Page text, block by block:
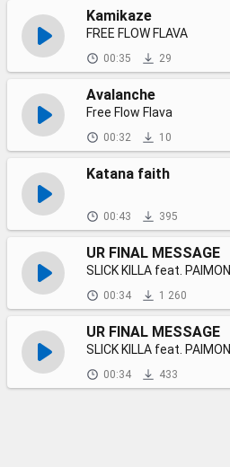
Kamikaze
FREE FLOW FLAVA
00:35 29
Avalanche
Free Flow Flava
00:32 10
Katana faith
00:43 395
UR FINAL MESSAGE
SLICK KILLA feat. PAIMON
00:34 1 260
UR FINAL MESSAGE
SLICK KILLA feat. PAIMON
00:34 433